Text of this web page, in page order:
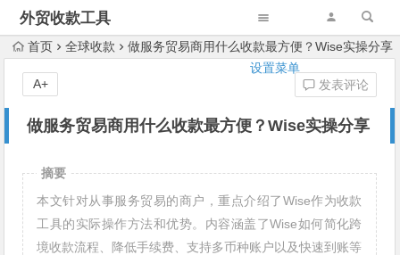
外贸收款工具
设置菜单
首页 全球收款 做服务贸易商用什么收款最方便？Wise实操分享
做服务贸易商用什么收款最方便？Wise实操分享
发表评论
A+
摘要
本文针对从事服务贸易的商户，重点介绍了Wise作为收款
工具的实际操作方法和优势。内容涵盖了Wise如何简化跨
境收款流程、降低手续费、支持多币种账户以及快速到账等